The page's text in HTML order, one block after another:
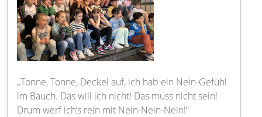
„Tonne, Tonne, Deckel auf, ich hab ein Nein-Gefühl
im Bauch. Das will ich nicht! Das muss nicht sein!
Drum werf ich’s rein mit Nein-Nein-Nein!“